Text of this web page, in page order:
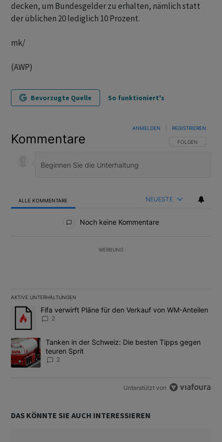
decken, um Bundesgelder zu erhalten, nämlich statt
der üblichen 20 lediglich 10 Prozent.
mk/
(AWP)
Bevorzugte Quelle So funktioniert's
Kommentare FOLGE DIESER
FOLGEN
ANMELDEN REGISTRIEREN
ALLE KOMMENTARE NEUESTE
Noch keine Kommentare
WERBUNG
AKTIVE UNTERHALTUNGEN
Das Folgende ist eine Liste der am meisten kommentierten
Ein Trendartikel mit dem Titel "Fifa verwirft Pläne für den
Fifa verwirft Pläne für den Verkauf von WM-Anteilen
2
Ein Trendartikel mit dem Titel "Tanken in der Schweiz: Die
Tanken in der Schweiz: Die besten Tipps gegen
teuren Sprit
2
Unterstützt von
DAS KÖNNTE SIE AUCH INTERESSIEREN